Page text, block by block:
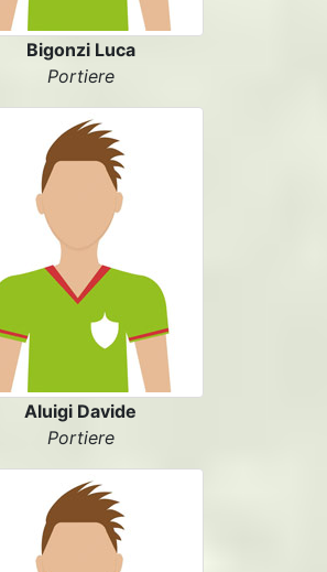
Bigonzi Luca
Portiere
Aluigi Davide
Portiere